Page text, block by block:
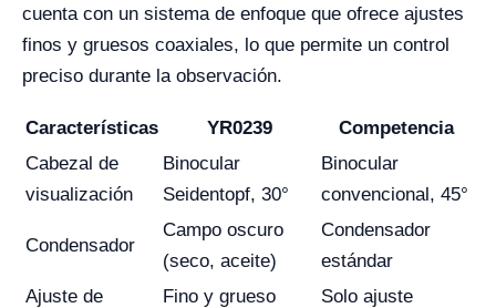
cuenta con un sistema de enfoque que ofrece ajustes
finos y gruesos coaxiales, lo que permite un control
preciso durante la observación.
Características YR0239
Competencia
Cabezal de
visualización
Binocular
Seidentopf, 30°
Binocular
convencional, 45°
Condensador
Campo oscuro
(seco, aceite)
Condensador
estándar
Ajuste de
Fino y grueso
Solo ajuste